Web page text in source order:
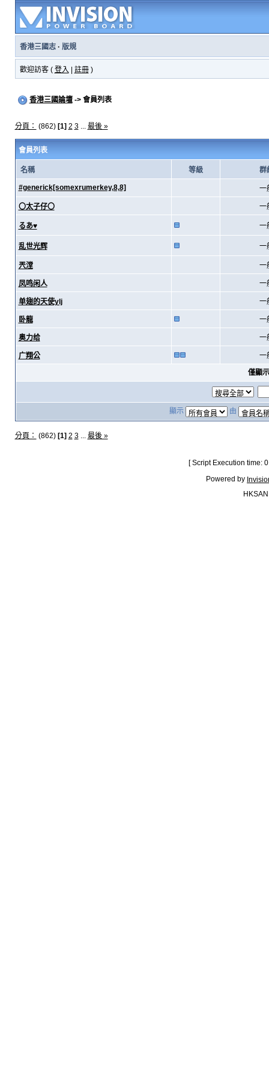
香港三國志· 版規
歡迎訪客 ( 登入 註冊)
香港三國論壇-> 會員列表
分頁： (862) [1] 2 3... 最後 »
會員列表
名稱 等級 群
#generick[somexrumerkey,8,8] 一
〇太子仔〇 一
るあ♥ 一
乱世光辉 一
兲漟 一
凤鸣闲人 一
单翅的天使ylj 一
卧龍 一
奥力给 一
广翔公
一
僅顯
顯示 由
分頁： (862) [1] 2 3... 最後 »
[ Script Execution time:
Powered by